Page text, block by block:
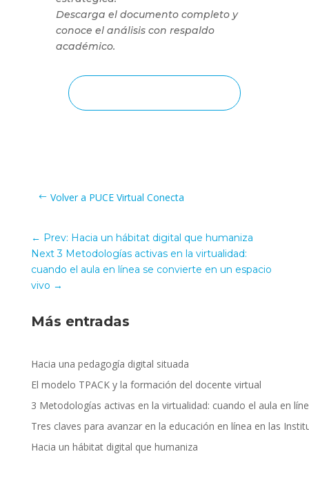
Descarga el documento completo y
conoce el análisis con respaldo
académico.
Volver a PUCE Virtual Conecta
← Prev: Hacia un hábitat digital que humaniza
Next 3 Metodologías activas en la virtualidad:
cuando el aula en línea se convierte en un espacio
vivo →
Más entradas
Hacia una pedagogía digital situada
El modelo TPACK y la formación del docente virtual
3 Metodologías activas en la virtualidad: cuando el aula en
Tres claves para avanzar en la educación en línea en las
Hacia un hábitat digital que humaniza